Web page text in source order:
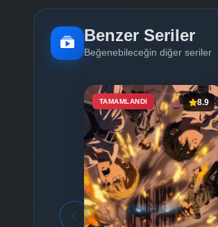
Benzer Seriler
Beğenebileceğin diğer seriler
TAMAMLANDI 8.9